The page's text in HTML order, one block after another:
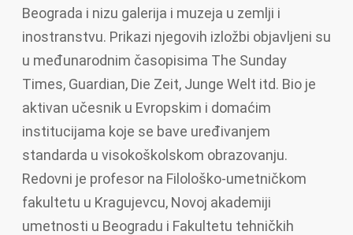
Beograda i nizu galerija i muzeja u zemlji i
inostranstvu. Prikazi njegovih izložbi objavljeni su
u međunarodnim časopisima The Sunday
Times, Guardian, Die Zeit, Junge Welt itd. Bio je
aktivan učesnik u Evropskim i domaćim
institucijama koje se bave uređivanjem
standarda u visokoškolskom obrazovanju.
Redovni je profesor na Filološko-umetničkom
fakultetu u Kragujevcu, Novoj akademiji
umetnosti u Beogradu i Fakultetu tehničkih